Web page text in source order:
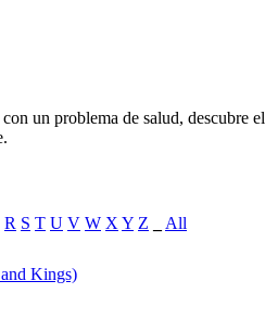
un problema de salud, descubre el
R S T U V W X Y Z
All
Kings)